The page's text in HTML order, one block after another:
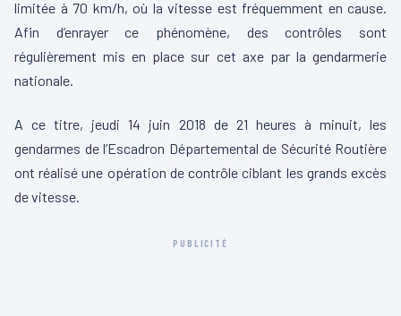
limitée à 70 km/h, où la vitesse est fréquemment en cause.
Afin d’enrayer ce phénomène, des contrôles sont
régulièrement mis en place sur cet axe par la gendarmerie
nationale.
A ce titre, jeudi 14 juin 2018 de 21 heures à minuit, les
gendarmes de l’Escadron Départemental de Sécurité Routière
ont réalisé une opération de contrôle ciblant les grands excès
de vitesse.
PUBLICITÉ